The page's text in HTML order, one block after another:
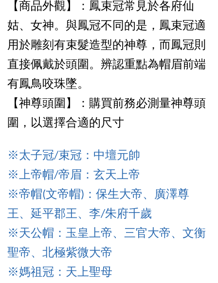
【商品外觀】： 鳳束冠常見於各府仙
姑、女神。與鳳冠不同的是，鳳束冠適
用於雕刻有束髮造型的神尊，而鳳冠則
直接佩戴於頭圍。辨認重點為帽眉前端
有鳳鳥咬珠墜。
【神尊頭圍】：購買前務必測量神尊頭
圍，以選擇合適的尺寸
※太子冠/束冠：中壇元帥
※上帝帽/帝眉：玄天上帝
※帝帽(文帝帽)：保生大帝、廣澤尊
王、延平郡王、李/朱府千歲
※天公帽：玉皇上帝、三官大帝、文衡
聖帝、北極紫微大帝
※媽祖冠：天上聖母